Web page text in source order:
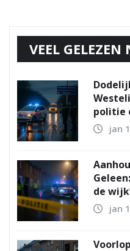
VEEL GELEZEN
politie
jan
de
jan